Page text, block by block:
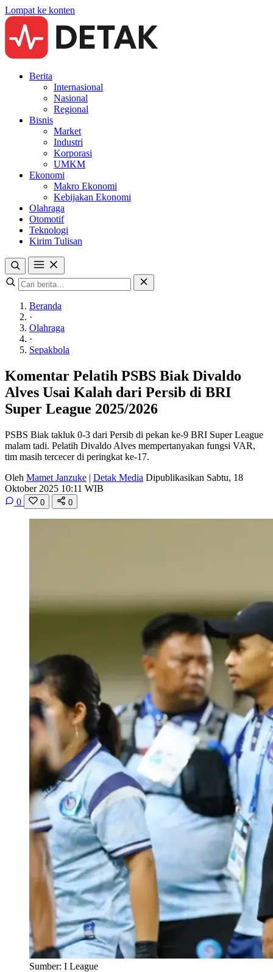
Lompat ke konten
Berita
Internasional
Nasional
Regional
Bisnis
Market
Industri
Korporasi
UMKM
Ekonomi
Makro Ekonomi
Kebijakan Ekonomi
Olahraga
Otomotif
Teknologi
Kirim Tulisan
Beranda
·
Olahraga
·
Sepakbola
Komentar Pelatih PSBS Biak Divaldo
Alves Usai Kalah dari Persib di BRI
Super League 2025/2026
PSBS Biak takluk 0-3 dari Persib di pekan ke-9 BRI Super League
malam tadi. Pelatih Divaldo Alves mempertanyakan fungsi VAR,
tim masih tercecer di peringkat ke-17.
Oleh Mamet Janzuke | Detak Media Dipublikasikan Sabtu, 18
Oktober 2025 10:11 WIB
0
0 0
Sumber: I League